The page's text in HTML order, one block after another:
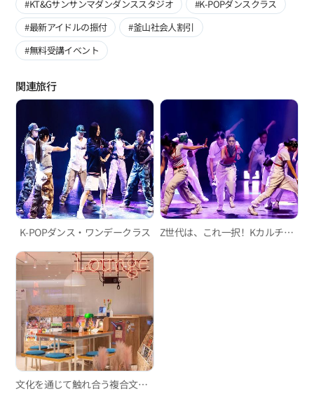
#KT&Gサンサンマダンダンススタジオ
#K-POPダンスクラス
#最新アイドルの振付
#釜山社会人割引
#無料受講イベント
関連旅行
K-POPダンス・ワンデークラス Z世代は、これ一択！Kカルチャー体験2泊3日コース
文化を通じて触れ合う複合文化施設「KT&G想像マダン釜山」